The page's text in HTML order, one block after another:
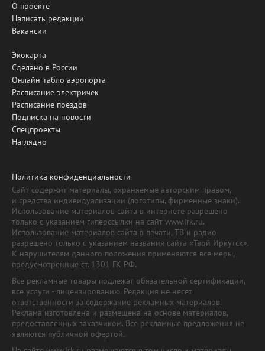
О проекте
Написать редакции
Вакансии
Экокарта
Сделано в России
Онлайн-табло аэропорта
Расписание электричек
Расписание поездов
Подписка на новости
Спецпроекты
Наглядно
Политика конфиденциальности
Сайт содержит материалы, охраняемые авторским правом,
и средства индивидуализации (логотипы, фирменные знаки).
Использование материалов сайта в интернете разрешено
только с указанием гиперссылки на сайт www.irk.ru.
Использование материалов сайта в печати, ТВ и радио
разрешено только с указанием названия сайта «Твой Иркутск».
К нарушителям данного положения применяются все меры,
предусмотренные ст. 1301 ГК РФ.
Все рекламные товары подлежат обязательной сертификации,
все услуги - лицензированию. Редакция не несет
ответственности за содержание рекламных материалов.
Реклама изготовлена и размещена на основе материалов,
предоставленных заказчиком. Все рекламные предложения не
являются публичной офертой.